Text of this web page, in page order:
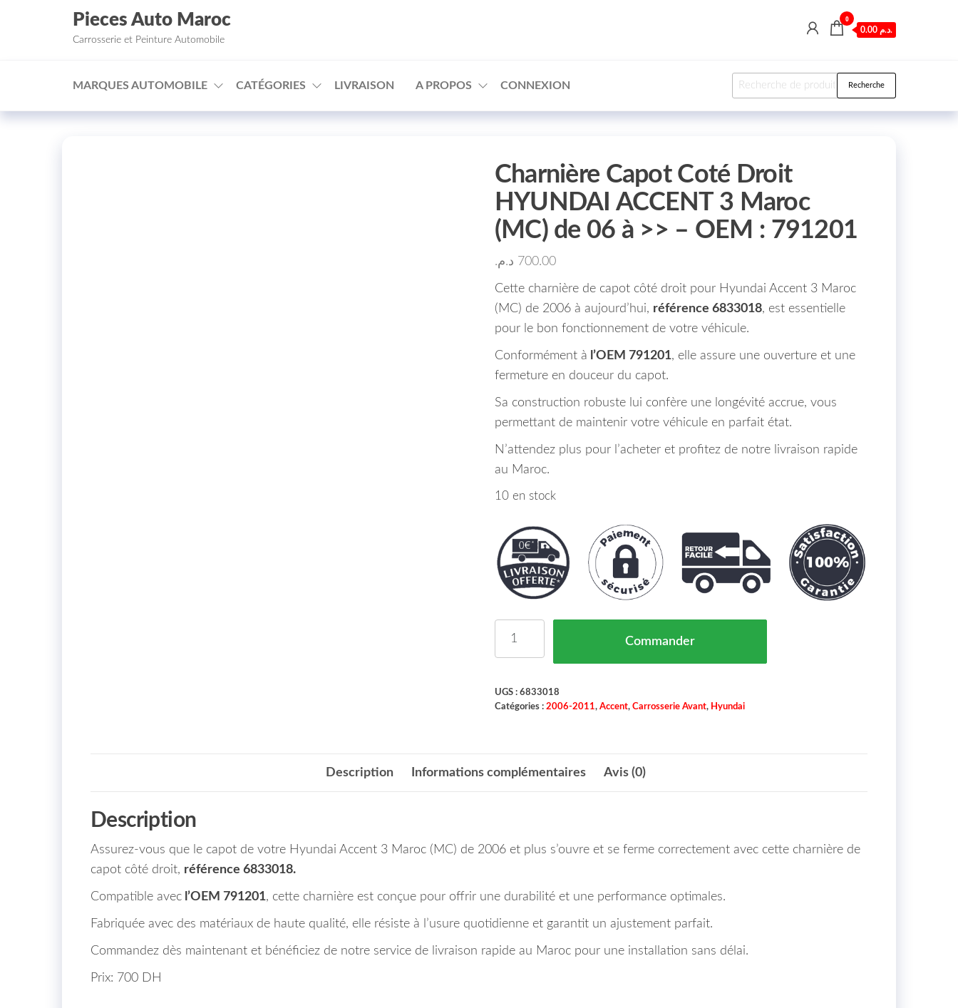
□
Aller au contenu
Pieces Auto Maroc
Carrosserie et Peinture Automobile
0
0.00 د.م.
MARQUES AUTOMOBILE CATÉGORIES LIVRAISON A PROPOS CONNEXION Recherche pour : Recherche
Charnière Capot Coté Droit
HYUNDAI ACCENT 3 Maroc
(MC) de 06 à >> – OEM : 791201
700.00 د.م.
Cette charnière de capot côté droit pour Hyundai Accent 3 Maroc
(MC) de 2006 à aujourd’hui, référence 6833018, est essentielle
pour le bon fonctionnement de votre véhicule.
Conformément à l’OEM 791201, elle assure une ouverture et une
fermeture en douceur du capot.
Sa construction robuste lui confère une longévité accrue, vous
permettant de maintenir votre véhicule en parfait état.
N’attendez plus pour l’acheter et profitez de notre livraison rapide
au Maroc.
10 en stock
Commander
UGS : 6833018
Catégories : 2006-2011, Accent, Carrosserie Avant, Hyundai
Description Informations complémentaires Avis (0)
Description
Assurez-vous que le capot de votre Hyundai Accent 3 Maroc (MC) de 2006 et plus s’ouvre et se ferme correctement avec cette charnière de
capot côté droit, référence 6833018.
Compatible avec l’OEM 791201, cette charnière est conçue pour offrir une durabilité et une performance optimales.
Fabriquée avec des matériaux de haute qualité, elle résiste à l’usure quotidienne et garantit un ajustement parfait.
Commandez dès maintenant et bénéficiez de notre service de livraison rapide au Maroc pour une installation sans délai.
Prix: 700 DH